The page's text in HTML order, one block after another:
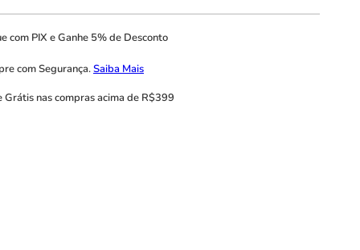
com PIX eGanhe 5% de Desconto
comSegurança.Saiba Mais
Grátis nas compras acima de R$399